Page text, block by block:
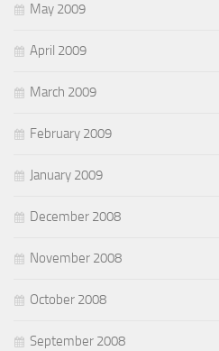
May 2009
April 2009
March 2009
February 2009
January 2009
December 2008
November 2008
October 2008
September 2008